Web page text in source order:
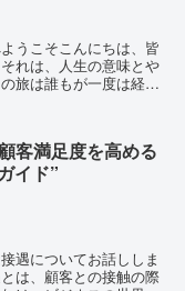
うこそこんにちは、皆
れは、人生の意味とや
旅は誰もが一度は経験
客満足度を高める
イド”
遇についてお話ししま
は、顧客との接触の際